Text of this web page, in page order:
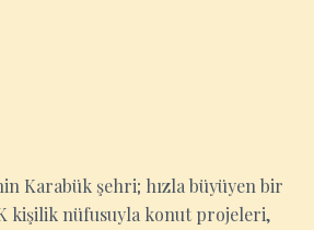
Karabük şehri; hızla büyüyen bir
kişilik nüfusuyla konut projeleri,